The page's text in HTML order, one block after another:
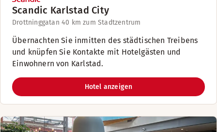
Scandic Karlstad City
Drottninggatan 40 km zum Stadtzentrum
Übernachten Sie inmitten des städtischen Treibens
und knüpfen Sie Kontakte mit Hotelgästen und
Einwohnern von Karlstad.
Hotel anzeigen